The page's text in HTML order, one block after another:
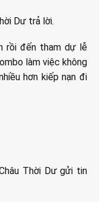
Dư trả lời.
rồi đến tham dự lễ
làm việc không
hơn kiếp nạn đi
Thời Dư gửi tin